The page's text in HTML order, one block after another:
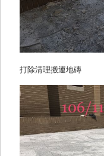
打除清理搬運地磚